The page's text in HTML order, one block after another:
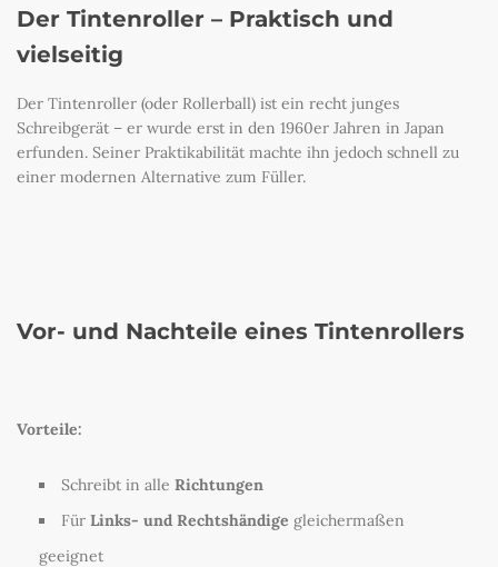
Der Tintenroller – Praktisch und
vielseitig
Der Tintenroller (oder Rollerball) ist ein recht junges
Schreibgerät – er wurde erst in den 1960er Jahren in Japan
erfunden. Seiner Praktikabilität machte ihn jedoch schnell zu
einer modernen Alternative zum Füller.
Vor- und Nachteile eines Tintenrollers
Vorteile:
Schreibt in alle Richtungen
Für Links- und Rechtshändige gleichermaßen
geeignet